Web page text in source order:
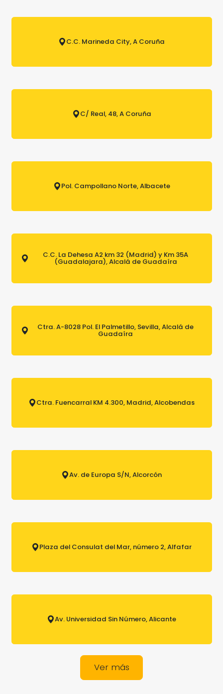
C.C. Marineda City, A Coruña
C/ Real, 48, A Coruña
Pol. Campollano Norte, Albacete
C.C. La Dehesa A2 km 32 (Madrid) y Km 35A
(Guadalajara), Alcalá de Guadaíra
Ctra. A-8028 Pol. El Palmetillo, Sevilla, Alcalá de
Guadaíra
Ctra. Fuencarral KM 4.300, Madrid, Alcobendas
Av. de Europa S/N, Alcorcón
Plaza del Consulat del Mar, número 2, Alfafar
Av. Universidad Sin Número, Alicante
Ver más